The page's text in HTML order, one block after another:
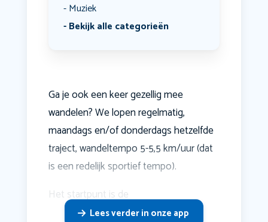
Muziek
Bekijk alle categorieën
Ga je ook een keer gezellig mee
wandelen? We lopen regelmatig,
maandags en/of donderdags hetzelfde
traject, wandeltempo 5-5,5 km/uur (dat
is een redelijk sportief tempo).
Het startpunt is de
Lees verder in onze app